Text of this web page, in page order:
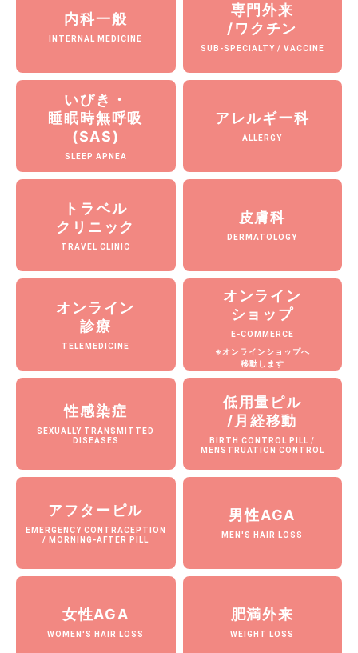
内科一般
INTERNAL MEDICINE
専門外来
/ワクチン
SUB-SPECIALTY / VACCINE
いびき・
睡眠時無呼吸
(SAS)
SLEEP APNEA
アレルギー科
ALLERGY
トラベル
クリニック
TRAVEL CLINIC
皮膚科
DERMATOLOGY
オンライン
診療
TELEMEDICINE
オンライン
ショップ
E-COMMERCE
※オンラインショップへ
移動します
性感染症
SEXUALLY TRANSMITTED
DISEASES
低用量ピル
/月経移動
BIRTH CONTROL PILL /
MENSTRUATION CONTROL
アフターピル
EMERGENCY CONTRACEPTION
/ MORNING-AFTER PILL
男性AGA
MEN'S HAIR LOSS
女性AGA
WOMEN'S HAIR LOSS
肥満外来
WEIGHT LOSS